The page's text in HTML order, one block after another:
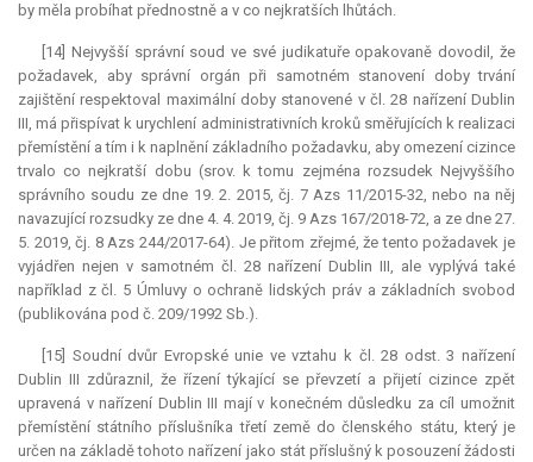
by měla probíhat přednostně a v co nejkratších lhůtách.
[14] Nejvyšší správní soud ve své judikatuře opakovaně dovodil, že
požadavek, aby správní orgán při samotném stanovení doby trvání
zajištění respektoval maximální doby stanovené v čl. 28 nařízení Dublin
III, má přispívat k urychlení administrativních kroků směřujících k realizaci
přemístění a tím i k naplnění základního požadavku, aby omezení cizince
trvalo co nejkratší dobu (srov. k tomu zejména rozsudek Nejvyššího
správního soudu ze dne 19. 2. 2015, čj. 7 Azs 11/2015-32, nebo na něj
navazující rozsudky ze dne 4. 4. 2019, čj. 9 Azs 167/2018-72, a ze dne 27.
5. 2019, čj. 8 Azs 244/2017-64). Je přitom zřejmé, že tento požadavek je
vyjádřen nejen v samotném čl. 28 nařízení Dublin III, ale vyplývá také
například z čl. 5 Úmluvy o ochraně lidských práv a základních svobod
(publikována pod č. 209/1992 Sb.).
[15] Soudní dvůr Evropské unie ve vztahu k čl. 28 odst. 3 nařízení
Dublin III zdůraznil, že řízení týkající se převzetí a přijetí cizince zpět
upravená v nařízení Dublin III mají v konečném důsledku za cíl umožnit
přemístění státního příslušníka třetí země do členského státu, který je
určen na základě tohoto nařízení jako stát příslušný k posouzení žádosti